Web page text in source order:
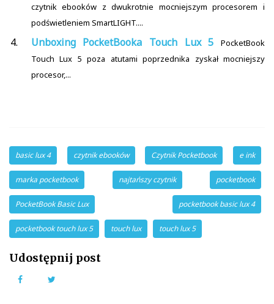
czytnik ebooków z dwukrotnie mocniejszym procesorem i
podświetleniem SmartLIGHT....
Unboxing PocketBooka Touch Lux 5
PocketBook
Touch Lux 5 poza atutami poprzednika zyskał mocniejszy
procesor,...
basic lux 4 czytnik ebooków Czytnik Pocketbook e ink
marka pocketbook najtańszy czytnik pocketbook
PocketBook Basic Lux pocketbook basic lux 4
pocketbook touch lux 5 touch lux touch lux 5
Udostępnij post
Facebook